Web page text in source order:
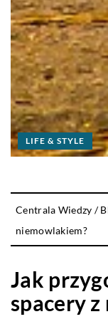
LIFE & STYLE
Centrala Wiedzy /
niemowlakiem?
Jak
spacery